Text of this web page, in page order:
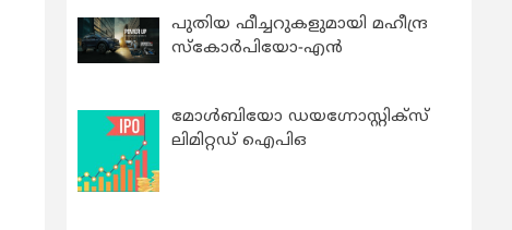
പുതിയ ഫീച്ചറുകളുമായി മഹീന്ദ്ര
സ്കോർപിയോ-എൻ
മോൾബിയോ ഡയഗ്നോസ്റ്റിക്സ്
ലിമിറ്റഡ് ഐപിഒ